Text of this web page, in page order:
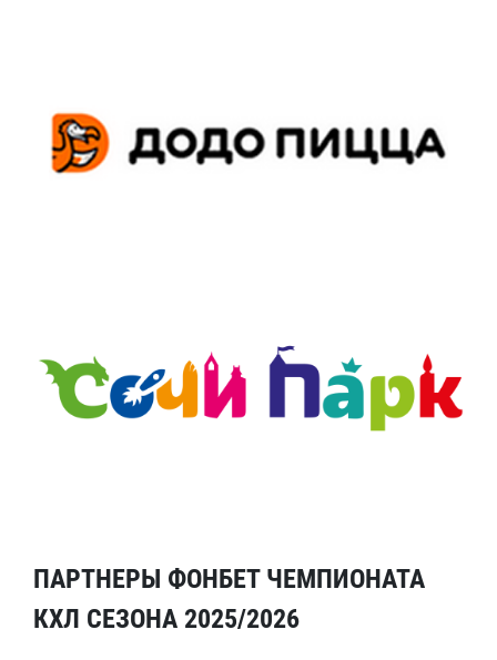
ПАРТНЕРЫ ФОНБЕТ ЧЕМПИОНАТА
КХЛ СЕЗОНА 2025/2026